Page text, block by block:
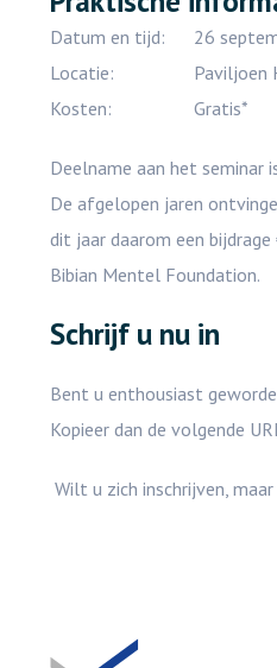
Datum en tijd:
26
Locatie:
Paviljoen
Kosten:
Gratis*
Deelname aan het seminar
De afgelopen jaren
dit jaar daarom een
Bibian Mentel Foundation.
Schrijf u nu in
Bent u enthousiast
Kopieer dan de volgende
Wilt u zich inschrijven,